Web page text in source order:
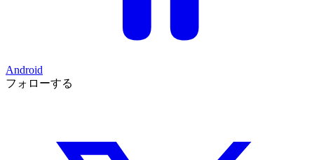
Android
フォローする